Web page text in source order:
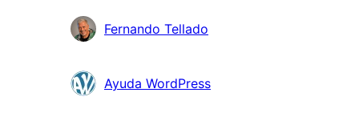
參
者
Fernando Tellado
Ayuda WordPress